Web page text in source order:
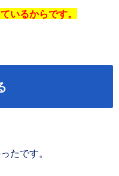
いるからです。
たです。